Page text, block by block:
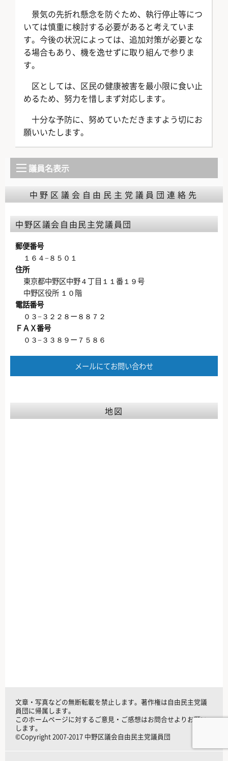
景気の先折れ懸念を防ぐため、執行停止等につ
いては慎重に検討する必要があると考えていま
す。今後の状況によっては、追加対策が必要とな
る場合もあり、機を逸せずに取り組んで参りま
す。
区としては、区民の健康被害を最小限に食い止
めるため、努力を惜しまず対応します。
十分な予防に、努めていただきますよう切にお
願いいたします。
議員名表示
中野区議会自由民主党議員団連絡先
中野区議会自由民主党議員団
郵便番号
１６４−８５０１
住所
東京都中野区中野４丁目１１番１９号
中野区役所 １０階
電話番号
０３−３２２８ー８８７２
ＦＡＸ番号
０３−３３８９ー７５８６
メールにてお問い合わせ
地図
文章・写真などの無断転載を禁止します。著作権は自由民主党議
員団に帰属します。
このホームページに対するご意見・ご感想はお問合せよりお願い
します。
©Copyright 2007-2017 中野区議会自由民主党議員団